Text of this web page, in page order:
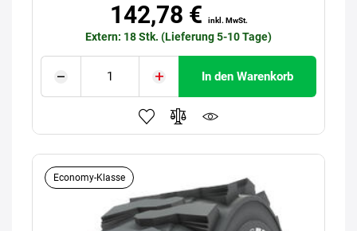
142,78 € inkl. MwSt.
Extern: 18 Stk. (Lieferung 5-10 Tage)
In den Warenkorb
Economy-Klasse